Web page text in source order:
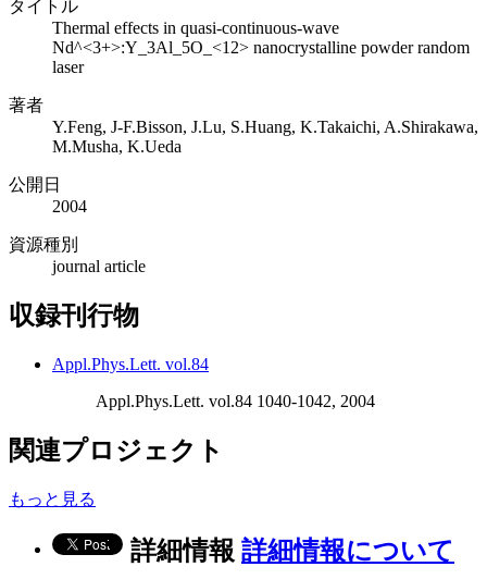
タイトル
Thermal effects in quasi-continuous-wave
Nd^<3+>:Y_3Al_5O_<12> nanocrystalline powder random
laser
著者
Y.Feng, J-F.Bisson, J.Lu, S.Huang, K.Takaichi, A.Shirakawa,
M.Musha, K.Ueda
公開日
2004
資源種別
journal article
収録刊行物
Appl.Phys.Lett. vol.84
Appl.Phys.Lett. vol.84 1040-1042, 2004
関連プロジェクト
もっと見る
詳細情報 詳細情報について